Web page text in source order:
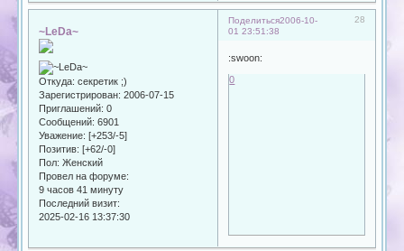
Поделиться 28
2006-10-
01 23:51:38
~LeDa~
Откуда: секретик ;)
Зарегистрирован: 2006-07-15
Приглашений: 0
Сообщений: 6901
Уважение: [+253/-5]
Позитив: [+62/-0]
Пол: Женский
Провел на форуме:
9 часов 41 минуту
Последний визит:
2025-02-16 13:37:30
:swoon:
0